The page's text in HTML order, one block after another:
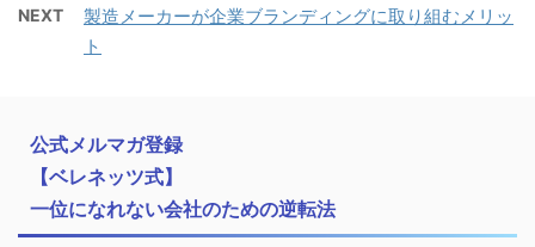
NEXT
製造メーカーが企業ブランディングに取り組むメリッ
ト
公式メルマガ登録
【ベレネッツ式】
一位になれない会社のための逆転法